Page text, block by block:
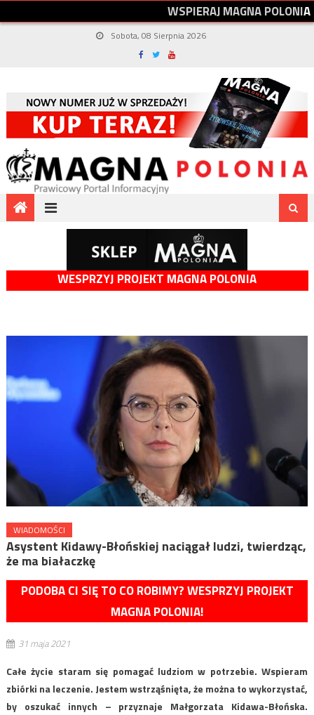
WSPIERAJMAGNAPOLONIA
Sobota, 08 Sierpnia 2026
WESPRZYJ PROJEKT MAGNA POLONIA
WIADOMOŚCI
Asystent Kidawy-Błońskiej naciągał ludzi, twierdząc,
że ma białaczkę
PODOBA CI SIĘ TO CO ROBIMY? WESPRZYJ PROJEKT
MAGNA POLONIA!
31 maja 2021
Całe życie staram się pomagać ludziom w potrzebie. Wspieram
zbiórki na leczenie. Jestem wstrząśnięta, że można to wykorzystać,
by oszukać innych – przyznaje Małgorzata Kidawa-Błońska.